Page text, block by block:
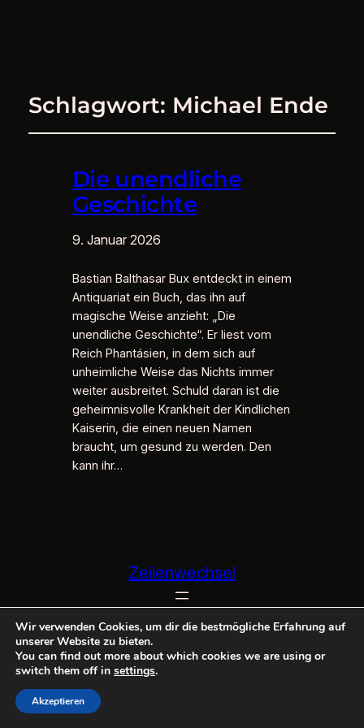
Schlagwort: Michael Ende
Die unendliche
Geschichte
9. Januar 2026
Bastian Balthasar Bux entdeckt in einem
Antiquariat ein Buch, das ihn auf
magische Weise anzieht: „Die
unendliche Geschichte“. Er liest vom
Reich Phantásien, in dem sich auf
unheimliche Weise das Nichts immer
weiter ausbreitet. Schuld daran ist die
geheimnisvolle Krankheit der Kindlichen
Kaiserin, die einen neuen Namen
braucht, um gesund zu werden. Den
kann ihr…
Zeilenwechsel
Wir verwenden Cookies, um dir die bestmögliche Erfahrung auf
unserer Website zu bieten.
You can find out more about which cookies we are using or
switch them off in settings.
Akzeptieren